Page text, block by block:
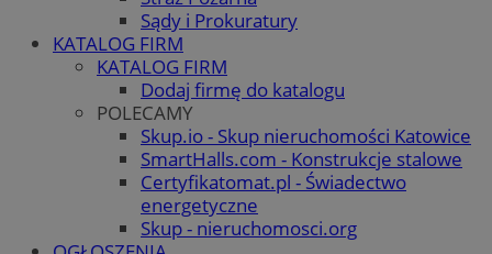
Sądy i Prokuratury
KATALOG FIRM
KATALOG FIRM
Dodaj firmę do katalogu
POLECAMY
Skup.io - Skup nieruchomości Katowice
SmartHalls.com - Konstrukcje stalowe
Certyfikatomat.pl - Świadectwo
energetyczne
Skup - nieruchomosci.org